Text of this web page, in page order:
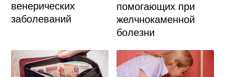
венерических
заболеваний
помогающих при
желчнокаменной
болезни